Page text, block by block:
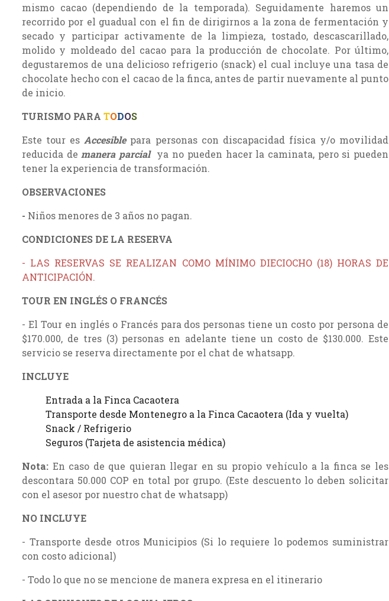
mismo cacao (dependiendo de la temporada). Seguidamente haremos un
recorrido por el guadual con el fin de dirigirnos a la zona de fermentación y
secado y participar activamente de la limpieza, tostado, descascarillado,
molido y moldeado del cacao para la producción de chocolate. Por último,
degustaremos de una delicioso refrigerio (snack) el cual incluye una tasa de
chocolate hecho con el cacao de la finca, antes de partir nuevamente al punto
de inicio.
TURISMO PARA TODOS
Este tour es Accesiblepara personas con discapacidad física y/o movilidad
reducida de manera parcialya no pueden hacer la caminata, pero si pueden
tener la experiencia de transformación.
OBSERVACIONES
- Niños menores de 3 años no pagan.
CONDICIONES DE LA RESERVA
- LAS RESERVAS SE REALIZAN COMO MÍNIMO DIECIOCHO (18) HORAS DE
ANTICIPACIÓN.
TOUR EN INGLÉS O FRANCÉS
- El Tour en inglés o Francés para dos personas tiene un costo por persona de
$170.000, de tres (3) personas en adelante tiene un costo de $130.000. Este
servicio se reserva directamente por el chat de whatsapp.
INCLUYE
Entrada a la Finca Cacaotera
Transporte desde Montenegro a la Finca Cacaotera (Ida y vuelta)
Snack / Refrigerio
Seguros (Tarjeta de asistencia médica)
Nota: En caso de que quieran llegar en su propio vehículo a la finca se les
descontara 50.000 COP en total por grupo. (Este descuento lo deben solicitar
con el asesor por nuestro chat de whatsapp)
NO INCLUYE
- Transporte desde otros Municipios (Si lo requiere lo podemos suministrar
con costo adicional)
- Todo lo que no se mencione de manera expresa en el itinerario